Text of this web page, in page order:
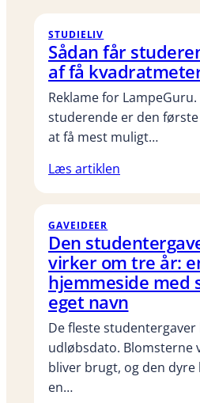
STUDIELIV
Sådan får
af få
Reklame for
studerende er den
at få mest muligt…
Læs artiklen
GAVEIDEER
Den
virker om tre år:
hjemmeside med
eget navn
De fleste studentergaver
udløbsdato. Blomsterne
bliver brugt, og den
en…